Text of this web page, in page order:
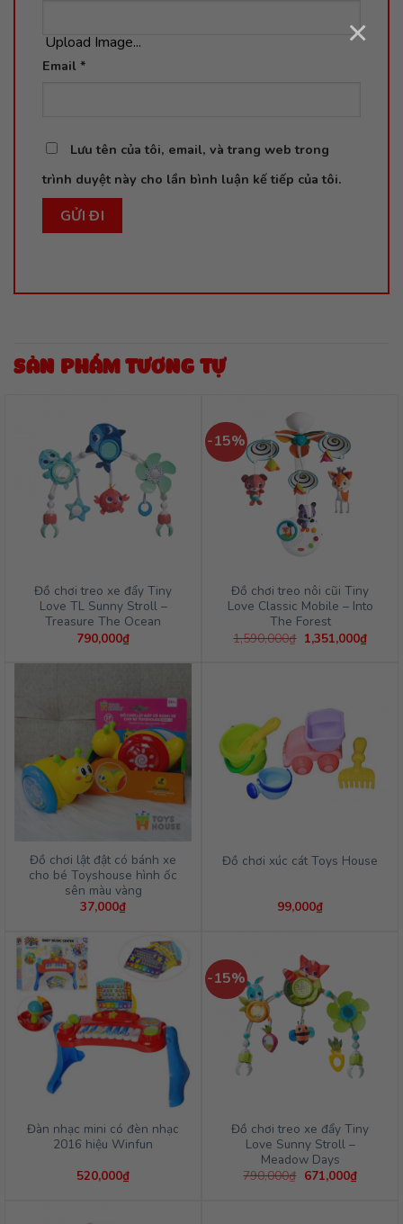
Upload Image... ×
Email *
Lưu tên của tôi, email, và trang web trong
trình duyệt này cho lần bình luận kế tiếp của tôi.
SẢN PHẨM TƯƠNG TỰ
Đồ chơi treo xe đẩy Tiny
Love TL Sunny Stroll –
Treasure The Ocean
790,000₫
-15%
Đồ chơi treo nôi cũi Tiny
Love Classic Mobile – Into
The Forest
1,590,000₫ Giá
gốc
1,351,000₫Giá
hiện
Đồ chơi lật đật có bánh xe
cho bé Toyshouse hình ốc
sên màu vàng
37,000₫
Đồ chơi xúc cát Toys House
99,000₫
Đàn nhạc mini có đèn nhạc
2016 hiệu Winfun
520,000₫
-15%
Đồ chơi treo xe đẩy Tiny
Love Sunny Stroll –
Meadow Days
790,000₫ Giá
671,000₫Giá
hiện